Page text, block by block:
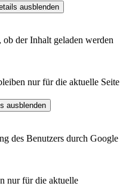
ausblenden
der Inhalt geladen werden
nur für die aktuelle Seite
ausblenden
des Benutzers durch Google
nur für die aktuelle